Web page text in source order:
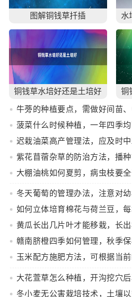
图解铜钱草扦插 水
铜钱草水培好还是土培好
铜
钱
牛蒡的种植要点，需做好间苗、
追肥等工作
菠菜什么时候种植，一年四季
迟栽油菜高产管理法，应及时
紫花苜蓿杂草的防治方法，播
翻整地
大棚油桃如何夏剪，病虫枝要
冬天葡萄的管理办法，注意对
埋防寒土
如何立体培育棉花与荷兰豆，
2行棉花、在棉花内侧各种1行
黄瓜长出几片叶才能移栽，长
叶即可移栽定植
赣南脐橙四季如何管理，秋季
保叶
玉米配方施肥方法，可根据当
亩产量决定施肥量
大花萱草怎么种植，开沟挖穴
覆土
冬小麦无公害栽培技术，土壤以